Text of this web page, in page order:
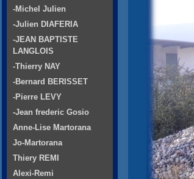
-Michel Julien
-Julien DIAFERIA
-JEAN BAPTISTE
LANGLOIS
-Thierry NAY
-Bernard BERISSET
-Pierre LEVY
-Jean frederic Gosio
Anne-Lise Martorana
Jo-Martorana
Thiery REMI
Alexi-Remi